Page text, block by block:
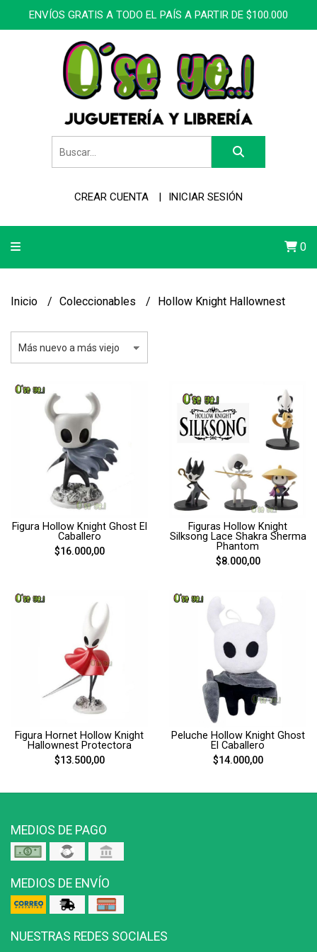
ENVÍOS GRATIS A TODO EL PAÍS A PARTIR DE $100.000
CREAR CUENTA INICIAR SESIÓN
0
Inicio Coleccionables Hollow Knight Hallownest
Figura Hollow Knight Ghost El
Caballero
$16.000,00
Figuras Hollow Knight
Silksong Lace Shakra Sherma
Phantom
$8.000,00
Figura Hornet Hollow Knight
Hallownest Protectora
$13.500,00
Peluche Hollow Knight Ghost
El Caballero
$14.000,00
MEDIOS DE PAGO
MEDIOS DE ENVÍO
NUESTRAS REDES SOCIALES